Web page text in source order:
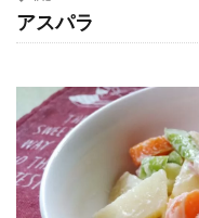
アスパラ